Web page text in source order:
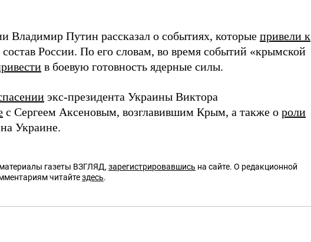
Владимир Путин рассказал о событиях, которые привели к
России. По его словам, во время событий «крымской
в боевую готовность ядерные силы.
экс-президента Украины Виктора
с Сергеем Аксеновым, возглавившим Крым, а также о роли
Украине.
газеты ВЗГЛЯД, зарегистрировавшись на сайте. О редакционной
читайтездесь.